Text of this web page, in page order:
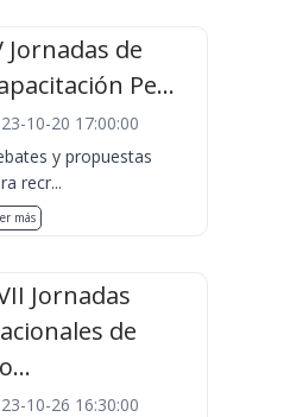
Jornadas de
Pe...
10-20 17:00:00
y propuestas
recr...
más
Jornadas
de
10-26 16:30:00